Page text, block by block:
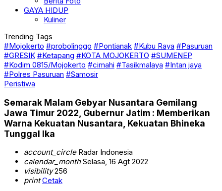
GAYA HIDUP
Kuliner
Trending Tags
#Mojokerto #probolinggo #Pontianak #Kubu Raya #Pasuruan
#GRESIK #Ketapang #KOTA MOJOKERTO #SUMENEP
#Kodim 0815/Mojokerto #cimahi #Tasikmalaya #Intan jaya
#Polres Pasuruan #Samosir
Peristiwa
Semarak Malam Gebyar Nusantara Gemilang
Jawa Timur 2022, Gubernur Jatim : Memberikan
Warna Kekuatan Nusantara, Kekuatan Bhineka
Tunggal Ika
account_circleRadar Indonesia
calendar_monthSelasa, 16 Agt 2022
visibility256
print Cetak